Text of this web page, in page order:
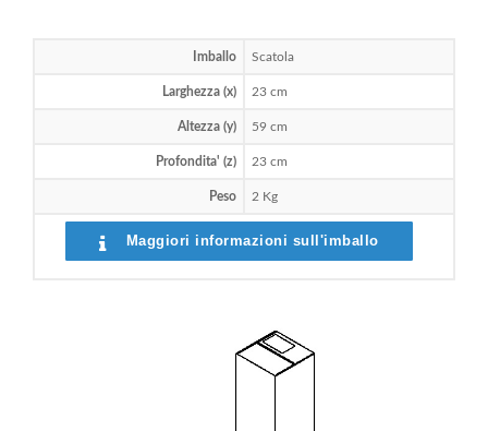
Imballo Scatola
Larghezza (x) 23 cm
Altezza (y) 59 cm
Profondita' (z) 23 cm
Peso 2 Kg
Maggiori informazioni sull'imballo